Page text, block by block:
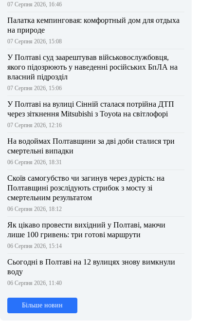
07 Серпня 2026, 16:46
Палатка кемпинговая: комфортный дом для отдыха
на природе
07 Серпня 2026, 15:08
У Полтаві суд заарештував військовослужбовця,
якого підозрюють у наведенні російських БпЛА на
власний підрозділ
07 Серпня 2026, 15:06
У Полтаві на вулиці Сінній сталася потрійна ДТП
через зіткнення Mitsubishi з Toyota на світлофорі
07 Серпня 2026, 12:16
На водоймах Полтавщини за дві доби сталися три
смертельні випадки
06 Серпня 2026, 18:31
Скоїв самогубство чи загинув через дурість: на
Полтавщині розслідують стрибок з мосту зі
смертельним результатом
06 Серпня 2026, 18:12
Як цікаво провести вихідний у Полтаві, маючи
лише 100 гривень: три готові маршрути
06 Серпня 2026, 15:14
Сьогодні в Полтаві на 12 вулицях знову вимкнули
воду
06 Серпня 2026, 11:40
Більше новин